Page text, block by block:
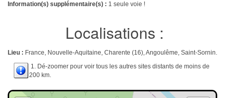
Information(s) supplémentaire(s) : 1 seule voie !
Localisations :
Lieu : France, Nouvelle-Aquitaine, Charente (16), Angoulême, Saint-Sornin.
1. Dé-zoomer pour voir tous les autres sites distants de moins de
200 km.